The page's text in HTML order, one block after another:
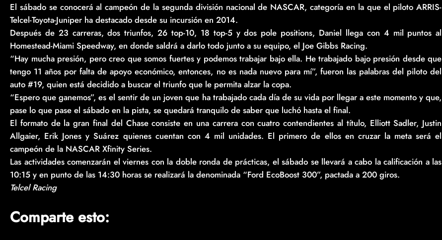
El sábado se conocerá al campeón de la segunda división nacional de NASCAR, categoría en la que el piloto ARRIS-
Telcel-Toyota-Juniper ha destacado desde su incursión en 2014.
Después de 23 carreras, dos triunfos, 26 top-10, 18 top-5 y dos pole positions, Daniel llega con 4 mil puntos al
Homestead-Miami Speedway, en donde saldrá a darlo todo junto a su equipo, el Joe Gibbs Racing.
“Hay mucha presión, pero creo que somos fuertes y podemos trabajar bajo ella. He trabajado bajo presión desde que
tengo 11 años por falta de apoyo económico, entonces, no es nada nuevo para mí”, fueron las palabras del piloto del
auto #19, quien está decidido a buscar el triunfo que le permita alzar la copa.
“Espero que ganemos”, es el sentir de un joven que ha trabajado cada día de su vida por llegar a este momento y que,
pase lo que pase el sábado en la pista, se quedará tranquilo de saber que luchó hasta el final.
El formato de la gran final del Chase consiste en una carrera con cuatro contendientes al título, Elliott Sadler, Justin
Allgaier, Erik Jones y Suárez quienes cuentan con 4 mil unidades. El primero de ellos en cruzar la meta será el
campeón de la NASCAR Xfinity Series.
Las actividades comenzarán el viernes con la doble ronda de prácticas, el sábado se llevará a cabo la calificación a las
10:15 y en punto de las 14:30 horas se realizará la denominada “Ford EcoBoost 300”, pactada a 200 giros.
Telcel Racing
Comparte esto: